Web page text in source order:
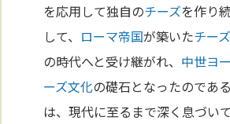
を応用して独自のチーズを作り
して、 ローマ帝国が築いたチーズ
の時代へと受け継がれ、 中世ヨ
ーズ文化の礎石となったのである
は、現代に至るまで深く息づいて